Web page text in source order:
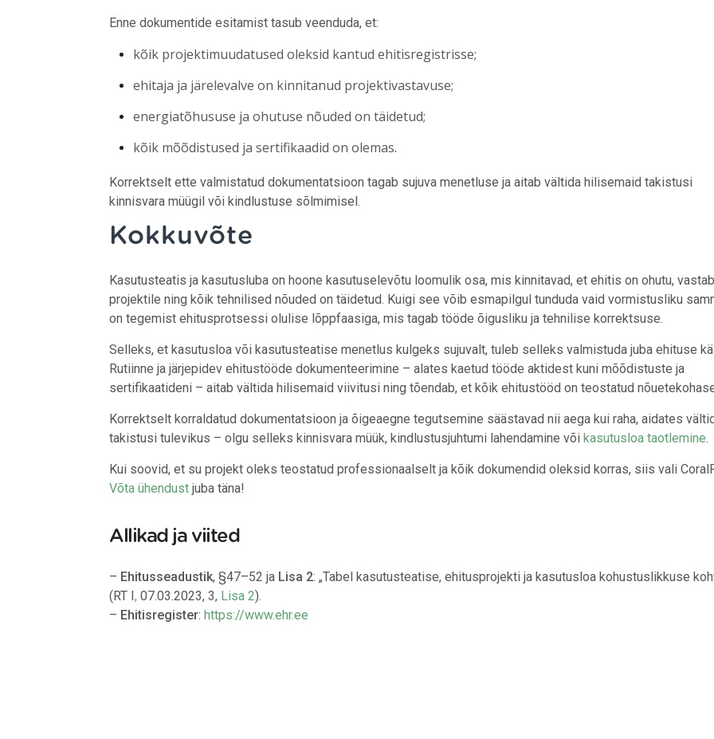
Enne dokumentide esitamist tasub veenduda, et:
kõik projektimuudatused oleksid kantud ehitisregistrisse;
ehitaja ja järelevalve on kinnitanud projektivastavuse;
energiatõhususe ja ohutuse nõuded on täidetud;
kõik mõõdistused ja sertifikaadid on olemas.
Korrektselt ette valmistatud dokumentatsioon tagab sujuva menetluse ja aitab vältida hilisemaid takistusi
kinnisvara müügil või kindlustuse sõlmimisel.
Kokkuvõte
Kasutusteatis ja kasutusluba on hoone kasutuselevõtu loomulik osa, mis kinnitavad, et ehitis on ohutu, vastab
projektile ning kõik tehnilised nõuded on täidetud. Kuigi see võib esmapilgul tunduda vaid vormistusliku
on tegemist ehitusprotsessi olulise lõppfaasiga, mis tagab tööde õigusliku ja tehnilise korrektsuse.
Selleks, et kasutusloa või kasutusteatise menetlus kulgeks sujuvalt, tuleb selleks valmistuda juba ehituse
Rutiinne ja järjepidev ehitustööde dokumenteerimine – alates kaetud tööde aktidest kuni mõõdistuste ja
sertifikaatideni – aitab vältida hilisemaid viivitusi ning tõendab, et kõik ehitustööd on teostatud
Korrektselt korraldatud dokumentatsioon ja õigeaegne tegutsemine säästavad nii aega kui raha, aidates
takistusi tulevikus – olgu selleks kinnisvara müük, kindlustusjuhtumi lahendamine või kasutusloa taotlemine.
Kui soovid, et su projekt oleks teostatud professionaalselt ja kõik dokumendid oleksid korras, siis vali
Võta ühendust juba täna!
Allikad ja viited
– Ehitusseadustik, §47–52 ja Lisa 2: „Tabel kasutusteatise, ehitusprojekti ja kasutusloa kohustuslikkuse
(RT I, 07.03.2023, 3, Lisa 2).
– Ehitisregister: https://www.ehr.ee